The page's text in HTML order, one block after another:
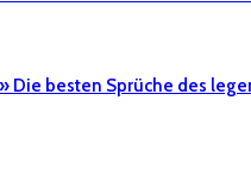
Die besten Sprüche des